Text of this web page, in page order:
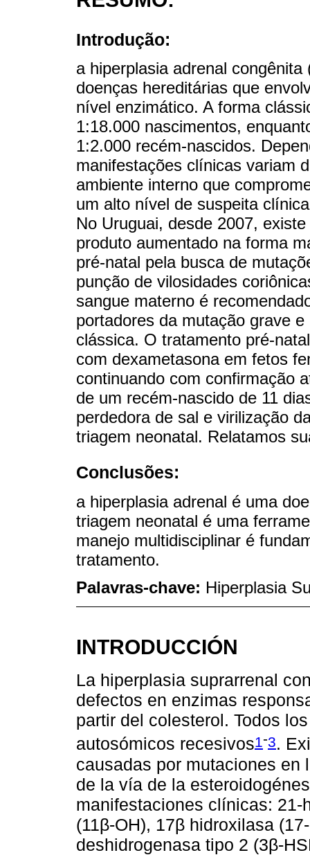
Introdução:
a hiperplasia adrenal
doenças hereditárias que
nível enzimático. A forma
1:18.000 nascimentos,
1:2.000 recém-nascidos.
manifestações clínicas variam
ambiente interno que
um alto nível de suspeita
No Uruguai, desde 2007,
produto aumentado na forma
pré-natal pela busca de
punção de vilosidades
sangue materno é
portadores da mutação grave
clássica. O tratamento pré-
com dexametasona em fetos
continuando com confirmação
de um recém-nascido de 11
perdedora de sal e virilização
triagem neonatal. Relatamos
Conclusões:
a hiperplasia adrenal é uma
triagem neonatal é uma
manejo multidisciplinar é
tratamento.
Palavras-chave: Hiperplasia
INTRODUCCIÓN
La hiperplasia suprarrenal
defectos en enzimas
partir del colesterol. Todos
autosómicos recesivos1 -3.
causadas por mutaciones
de la vía de la
manifestaciones clínicas: 21-
(11β-OH), 17β hidroxilasa
deshidrogenasa tipo 2 (3β-